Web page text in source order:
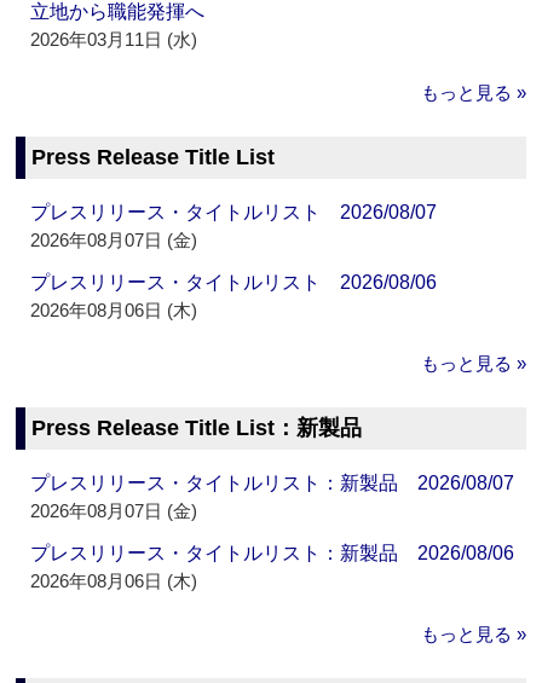
立地から職能発揮へ
2026年03月11日 (水)
もっと見る »
Press Release Title List
プレスリリース・タイトルリスト 2026/08/07
2026年08月07日 (金)
プレスリリース・タイトルリスト 2026/08/06
2026年08月06日 (木)
もっと見る »
Press Release Title List：新製品
プレスリリース・タイトルリスト：新製品 2026/08/07
2026年08月07日 (金)
プレスリリース・タイトルリスト：新製品 2026/08/06
2026年08月06日 (木)
もっと見る »